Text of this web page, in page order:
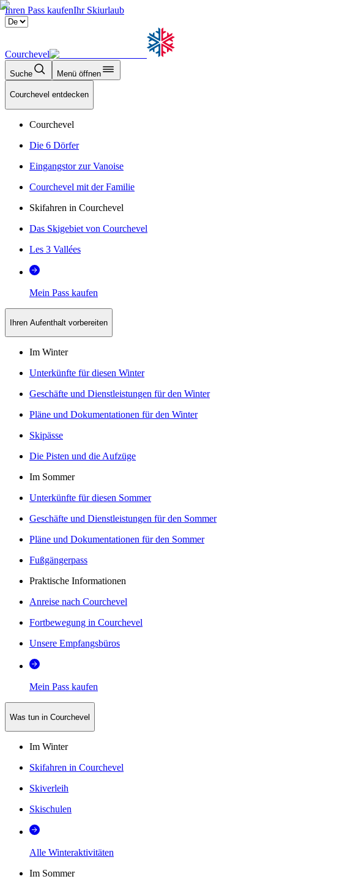
Ihren Pass kaufenIhr Skiurlaub
Courchevel
Suche Menü öffnen
Courchevel entdecken
Courchevel
Die 6 Dörfer
Eingangstor zur Vanoise
Courchevel mit der Familie
Skifahren in Courchevel
Das Skigebiet von Courchevel
Les 3 Vallées
Mein Pass kaufen
Ihren Aufenthalt vorbereiten
Im Winter
Unterkünfte für diesen Winter
Geschäfte und Dienstleistungen für den Winter
Pläne und Dokumentationen für den Winter
Skipässe
Die Pisten und die Aufzüge
Im Sommer
Unterkünfte für diesen Sommer
Geschäfte und Dienstleistungen für den Sommer
Pläne und Dokumentationen für den Sommer
Fußgängerpass
Praktische Informationen
Anreise nach Courchevel
Fortbewegung in Courchevel
Unsere Empfangsbüros
Mein Pass kaufen
Was tun in Courchevel
Im Winter
Skifahren in Courchevel
Skiverleih
Skischulen
Alle Winteraktivitäten
Im Sommer